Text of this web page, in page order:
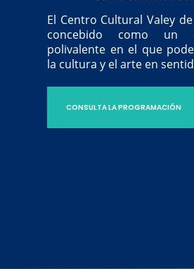
El Centro Cultural Valey
concebido como un
polivalente en el que
la cultura y el arte en
CONSULTA LA PROGRAMACIÓN